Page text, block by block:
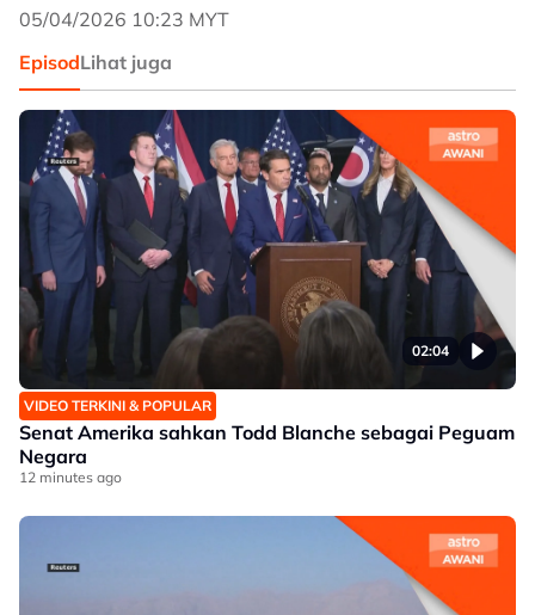
05/04/2026 10:23 MYT
EpisodLihat juga
02:04
VIDEO TERKINI & POPULAR
Senat Amerika sahkan Todd Blanche sebagai Peguam
Negara
12 minutes ago